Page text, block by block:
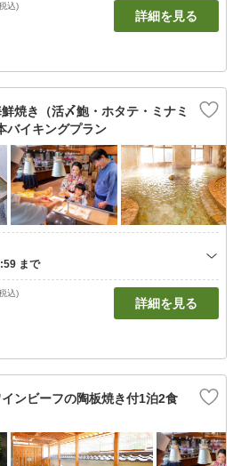
込)
詳細を見る
焼き（活〆鮑・ホタテ・ミナミ
バイキングプラン
込)
詳細を見る
インビーフの陶板焼き付1泊2食